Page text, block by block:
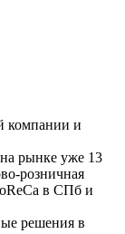
компании и
рынке уже 13
розничная
в СПб и
решения в